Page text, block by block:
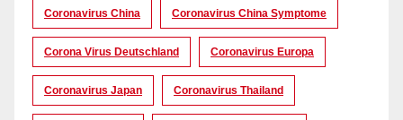
Coronavirus China Coronavirus China Symptome
Corona Virus Deutschland Coronavirus Europa
Coronavirus Japan Coronavirus Thailand